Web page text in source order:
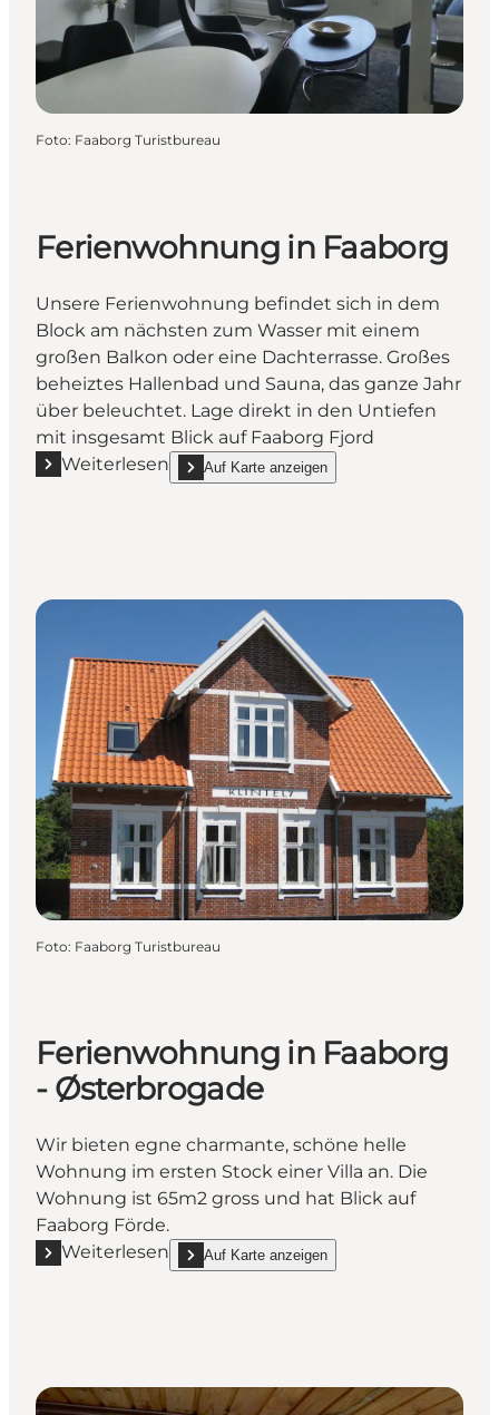
Foto: Faaborg Turistbureau
Ferienwohnung in Faaborg
Unsere Ferienwohnung befindet sich in dem
Block am nächsten zum Wasser mit einem
großen Balkon oder eine Dachterrasse. Großes
beheiztes Hallenbad und Sauna, das ganze Jahr
über beleuchtet. Lage direkt in den Untiefen
mit insgesamt Blick auf Faaborg Fjord
Weiterlesen
Mehr erfahren "Ferienwohnung in Faaborg"
Auf Karte anzeigen
show Ferienwohnung in Faaborg on_map
Foto: Faaborg Turistbureau
Ferienwohnung in Faaborg
- Østerbrogade
Wir bieten egne charmante, schöne helle
Wohnung im ersten Stock einer Villa an. Die
Wohnung ist 65m2 gross und hat Blick auf
Faaborg Förde.
Weiterlesen
Mehr erfahren "Ferienwohnung in Faaborg -
Auf Karte anzeigen